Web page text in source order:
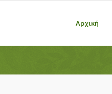
Αρχική